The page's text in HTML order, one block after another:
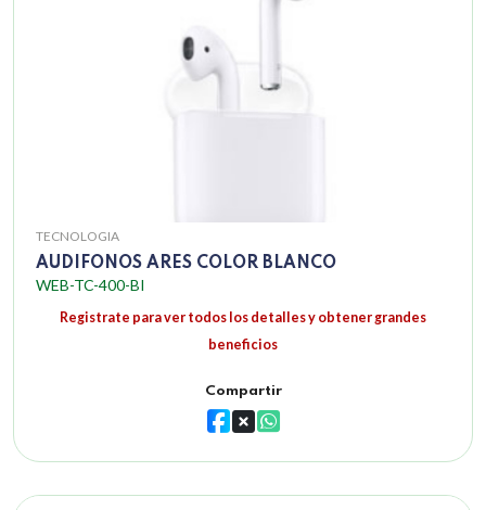
TECNOLOGIA
AUDIFONOS ARES COLOR BLANCO
WEB-TC-400-BI
Registrate para ver todos los detalles y obtener grandes
beneficios
Compartir